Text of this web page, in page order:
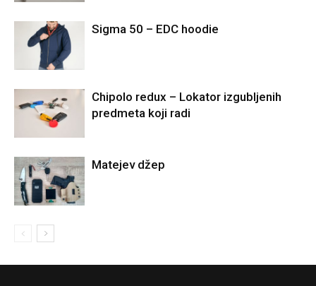
Sigma 50 – EDC hoodie
Chipolo redux – Lokator izgubljenih
predmeta koji radi
Matejev džep